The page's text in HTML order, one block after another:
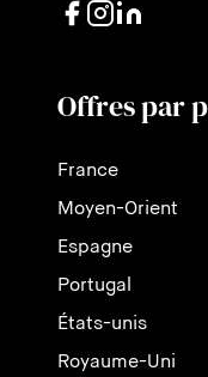
Offres par
France
Moyen-Orient
Espagne
Portugal
États-unis
Royaume-Uni